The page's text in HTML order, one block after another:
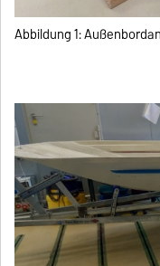
Abbildung 1: